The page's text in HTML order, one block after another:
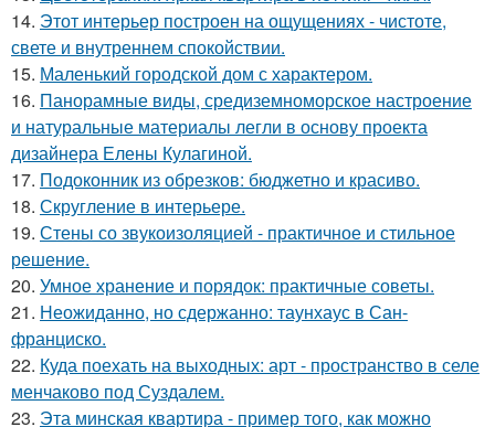
14. Этот интерьер построен на ощущениях - чистоте,
свете и внутреннем спокойствии.
15. Маленький городской дом с характером.
16. Панорамные виды, средиземноморское настроение
и натуральные материалы легли в основу проекта
дизайнера Елены Кулагиной.
17. Подоконник из обрезков: бюджетно и красиво.
18. Скругление в интерьере.
19. Стены со звукоизоляцией - практичное и стильное
решение.
20. Умное хранение и порядок: практичные советы.
21. Неожиданно, но сдержанно: таунхаус в Сан-
франциско.
22. Куда поехать на выходных: арт - пространство в селе
менчаково под Суздалем.
23. Эта минская квартира - пример того, как можно